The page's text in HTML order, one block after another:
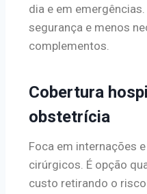
dia e em
segurança e menos
complementos.
Cobertura
obstetrícia
Foca em internações
cirúrgicos. É opção
custo retirando o